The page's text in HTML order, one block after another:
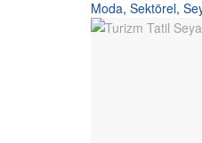
Moda, Sektörel,